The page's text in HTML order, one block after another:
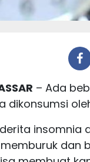
– Ada
dikonsumsi
insomnia
dan